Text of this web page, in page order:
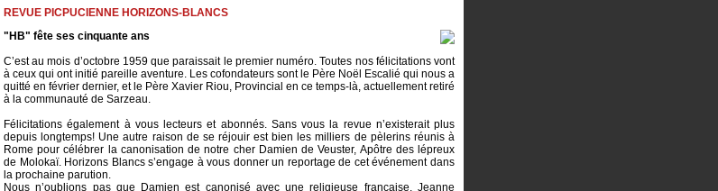
REVUE PICPUCIENNE HORIZONS-BLANCS
"HB" fête ses cinquante ans
C’est au mois d’octobre 1959 que paraissait le premier numéro. Toutes nos félicitations vont
à ceux qui ont initié pareille aventure. Les cofondateurs sont le Père Noël Escalié qui nous a
quitté en février dernier, et le Père Xavier Riou, Provincial en ce temps-là, actuellement retiré
à la communauté de Sarzeau.
Félicitations également à vous lecteurs et abonnés. Sans vous la revue n’existerait plus
depuis longtemps! Une autre raison de se réjouir est bien les milliers de pèlerins réunis à
Rome pour célébrer la canonisation de notre cher Damien de Veuster, Apôtre des lépreux
de Molokaï. Horizons Blancs s’engage à vous donner un reportage de cet événement dans
la prochaine parution.
Nous n’oublions pas que Damien est canonisé avec une religieuse française, Jeanne